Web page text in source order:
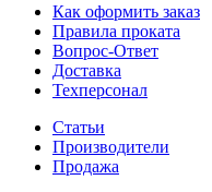
Как оформить заказ
Правила проката
Вопрос-Ответ
Доставка
Техперсонал
Статьи
Производители
Продажа